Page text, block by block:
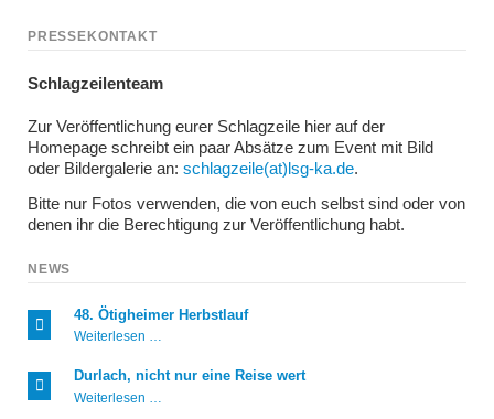
PRESSEKONTAKT
Schlagzeilenteam
Zur Veröffentlichung eurer Schlagzeile hier auf der
Homepage schreibt ein paar Absätze zum Event mit Bild
oder Bildergalerie an: schlagzeile(at)lsg-ka.de.
Bitte nur Fotos verwenden, die von euch selbst sind oder von
denen ihr die Berechtigung zur Veröffentlichung habt.
NEWS
48. Ötigheimer Herbstlauf
Weiterlesen …
Herbstlauf
Durlach, nicht nur eine Reise wert
Weiterlesen …